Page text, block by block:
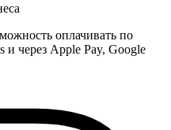
оплачивать по
и через Apple Pay, Google